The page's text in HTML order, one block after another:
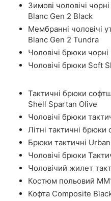
Зимові чоловічі
Blanc Gen 2 Black
Мембранні чоловічі
Blanc Gen 2 Tundra
Чоловічі брюки
Чоловічі брюки Soft
Тактичні брюки
Shell Spartan Olive
Чоловічі брюки
Літні тактичні брюки
Брюки тактичні
Чоловічі брюки
Чоловічий жилет
Костюм польовий
Кофта Composite